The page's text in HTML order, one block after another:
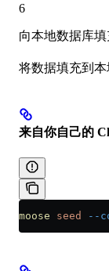
6
向本地数据库
将数据填充到本
来自你自己的
moose seed --